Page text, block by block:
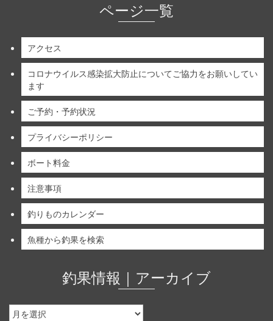
ページ一覧
アクセス
コロナウイルス感染拡大防止についてご協力をお願いしてい
ます
ご予約・予約状況
プライバシーポリシー
ボート料金
注意事項
釣りものカレンダー
魚種から釣果を検索
釣果情報｜アーカイブ
釣